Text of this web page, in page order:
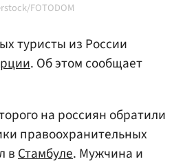
FOTODOM
туристы из России
. Об этом сообщает
на россиян обратили
правоохранительных
вСтамбуле. Мужчина и